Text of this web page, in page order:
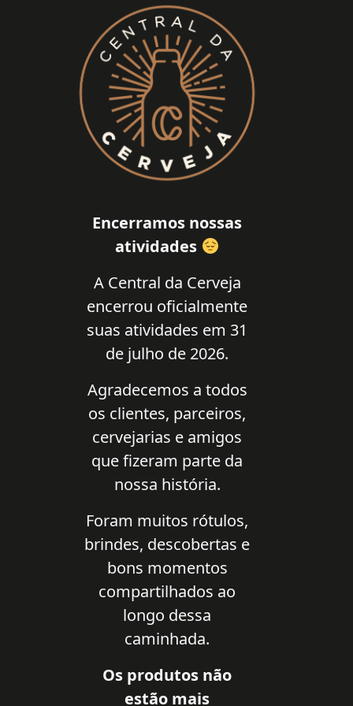
Encerramos nossas
atividades
A Central da Cerveja
encerrou oficialmente
suas atividades em 31
de julho de 2026.
Agradecemos a todos
os clientes, parceiros,
cervejarias e amigos
que fizeram parte da
nossa história.
Foram muitos rótulos,
brindes, descobertas e
bons momentos
compartilhados ao
longo dessa
caminhada.
Os produtos não
estão mais